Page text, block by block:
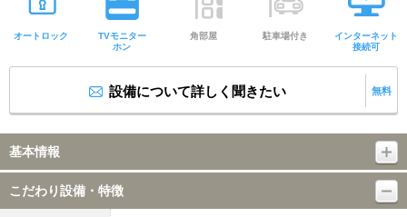
オートロック
TVモニター
ホン
角部屋 駐車場付き
インターネット
接続可
設備について詳しく聞きたい 無料
基本情報
こだわり設備・特徴